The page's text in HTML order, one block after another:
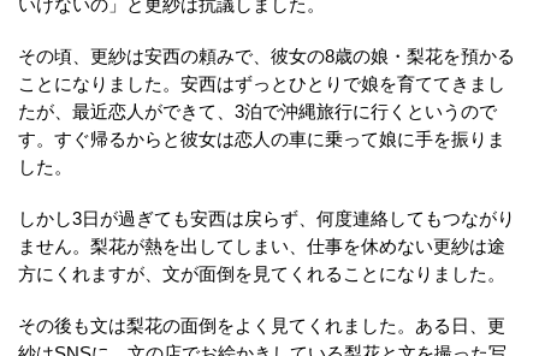
いけないの」と更紗は抗議しました。
その頃、更紗は安西の頼みで、彼女の8歳の娘・梨花を預かる
ことになりました。安西はずっとひとりで娘を育ててきまし
たが、最近恋人ができて、3泊で沖縄旅行に行くというので
す。すぐ帰るからと彼女は恋人の車に乗って娘に手を振りま
した。
しかし3日が過ぎても安西は戻らず、何度連絡してもつながり
ません。梨花が熱を出してしまい、仕事を休めない更紗は途
方にくれますが、文が面倒を見てくれることになりました。
その後も文は梨花の面倒をよく見てくれました。ある日、更